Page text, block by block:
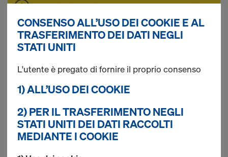
I prezzi dei vostri prodotti sono consultabili
dopo illogin.
Large-area
formwork Top 50
CH
CONSENSO ALL’USO DEI COOKIE E AL
TRASFERIMENTO DEI DATI NEGLI
STATI UNITI
L'utente è pregato di fornire il proprio consenso
1) ALL’USO DEI COOKIE
2) PER IL TRASFERIMENTO NEGLI
STATI UNITI DEI DATI RACCOLTI
MEDIANTE I COOKIE